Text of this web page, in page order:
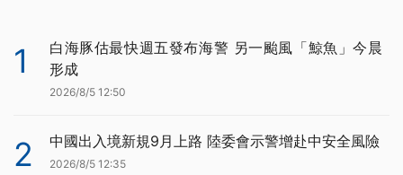
1
白海豚估最快週五發布海警 另一颱風「鯨魚」今晨
形成
2026/8/5 12:50
2 中國出入境新規9月上路 陸委會示警增赴中安全風險
2026/8/5 12:35